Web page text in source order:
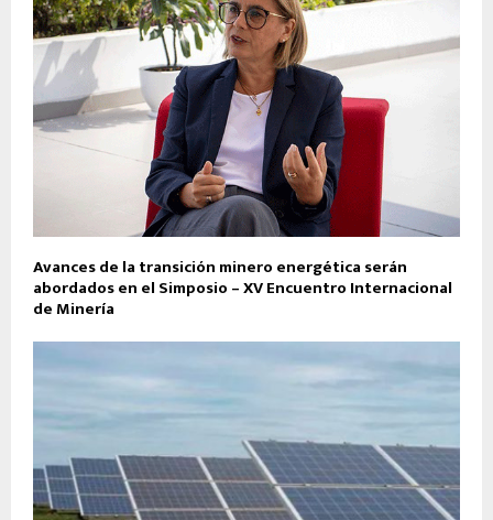
Avances de la transición minero energética serán
abordados en el Simposio – XV Encuentro Internacional
de Minería